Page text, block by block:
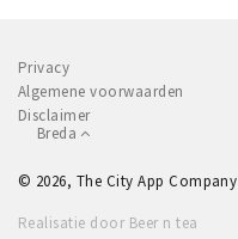
Privacy
Algemene voorwaarden
Disclaimer
Breda
© 2026, The City App Company
Realisatie door Beer n tea